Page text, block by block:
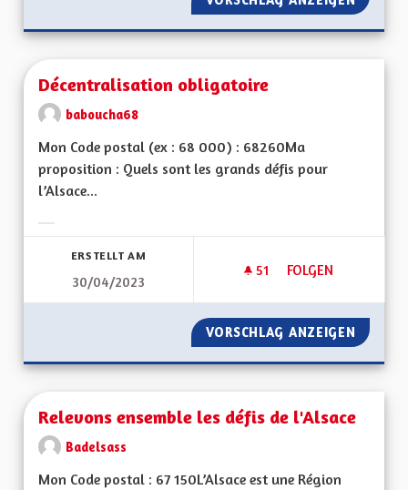
Décentralisation obligatoire
baboucha68
Mon Code postal (ex : 68 000) : 68260Ma
proposition : Quels sont les grands défis pour
l’Alsace...
ERSTELLT AM
30/04/2023
51 51 FOLLOWER
FOLGEN
VORSCHLAG ANZEIGEN
Relevons ensemble les défis de l'Alsace
Badelsass
Mon Code postal : 67 150L’Alsace est une Région